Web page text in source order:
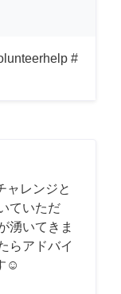
#
ャレンジと
ていただ
湧いてきま
らアドバイ
☺️